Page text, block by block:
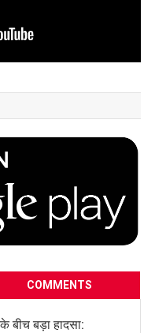
COMMENTS
बीच बड़ा हादसा: